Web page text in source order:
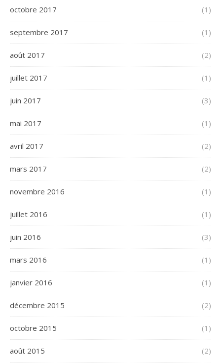
octobre 2017 (1)
septembre 2017 (1)
août 2017 (2)
juillet 2017 (1)
juin 2017 (3)
mai 2017 (1)
avril 2017 (2)
mars 2017 (2)
novembre 2016 (1)
juillet 2016 (1)
juin 2016 (3)
mars 2016 (1)
janvier 2016 (1)
décembre 2015 (2)
octobre 2015 (1)
août 2015 (2)